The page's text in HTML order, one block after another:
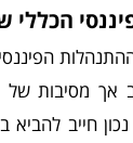
אך מסיבות של
נכון חייב